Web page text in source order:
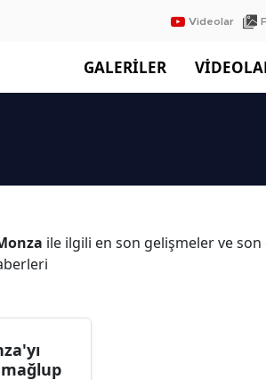
Videolar
GALERİLER
ile ilgili en son gelişmeler ve